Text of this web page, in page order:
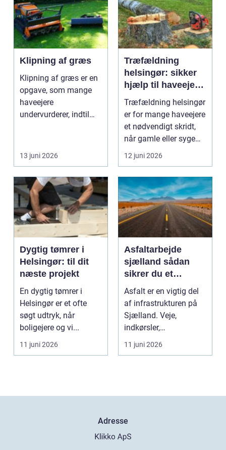
Klipning af græs
Klipning af græs er en
opgave, som mange
haveejere
undervurderer, indtil
13 juni 2026
Træfældning
helsingør: sikker
hjælp til haveejere
og virksomheder
Træfældning helsingør
er for mange haveejere
et nødvendigt skridt,
når gamle eller syge
træer skaber...
12 juni 2026
Dygtig tømrer i
Helsingør: til dit
næste projekt
En dygtig tømrer i
Helsingør er et ofte
søgt udtryk, når
boligejere og vi...
11 juni 2026
Asfaltarbejde
sjælland sådan
sikrer du et
holdbart resultat
Asfalt er en vigtig del
af infrastrukturen på
Sjælland. Veje,
indkørsler,
parkeringspladser og
stier...
11 juni 2026
Adresse